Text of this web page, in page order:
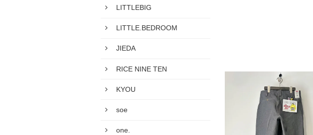
LITTLEBIG
LITTLE.BEDROOM
JIEDA
RICE NINE TEN
KYOU
soe
one.